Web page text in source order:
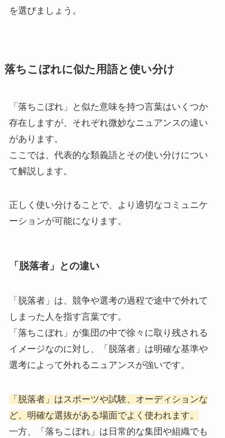
を選びましょう。
落ちこぼれに似た用語と使い分け
「落ちこぼれ」と似た意味を持つ言葉はいくつか
存在しますが、それぞれ微妙なニュアンスの違い
があります。
ここでは、代表的な類義語とその使い分けについ
て解説します。
正しく使い分けることで、より適切なコミュニケ
ーションが可能になります。
「脱落者」との違い
「脱落者」は、競争や選考の過程で途中で外れて
しまった人を指す言葉です。
「落ちこぼれ」が集団の中で徐々に取り残される
イメージなのに対し、「脱落者」は明確な基準や
選考によって外れるニュアンスが強いです。
「脱落者」はスポーツや試験、オーディションな
ど、明確な選抜がある場面でよく使われます。
一方、「落ちこぼれ」は日常的な集団や組織でも